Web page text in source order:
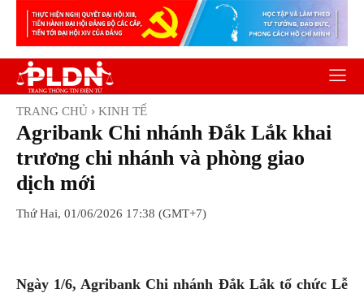
TRANG CHỦ KINH TẾ
Agribank Chi nhánh Đắk Lắk khai
trương chi nhánh và phòng giao
dịch mới
Thứ Hai, 01/06/2026 17:38 (GMT+7)
Ngày 1/6, Agribank Chi nhánh Đắk Lắk tổ chức Lễ